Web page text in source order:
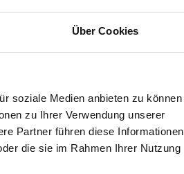
Über Cookies
soziale Medien anbieten zu können
zu Ihrer Verwendung unserer
Partner führen diese Informationen
die sie im Rahmen Ihrer Nutzung
Code